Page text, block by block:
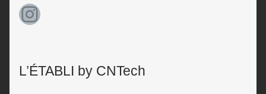
Instagram
L’ÉTABLI by CNTech